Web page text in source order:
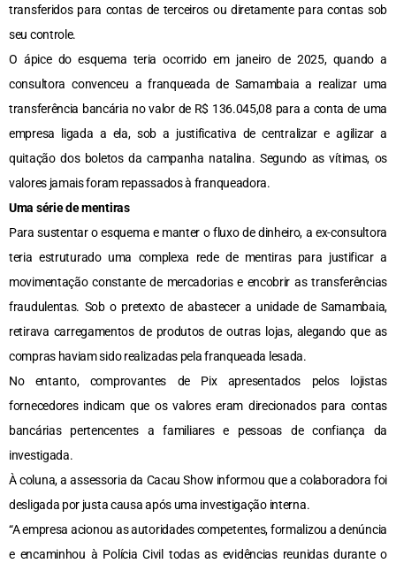
transferidos para contas de terceiros ou diretamente para contas sob
seu controle.
O ápice do esquema teria ocorrido em janeiro de 2025, quando a
consultora convenceu a franqueada de Samambaia a realizar uma
transferência bancária no valor de R$ 136.045,08 para a conta de uma
empresa ligada a ela, sob a justificativa de centralizar e agilizar a
quitação dos boletos da campanha natalina. Segundo as vítimas, os
valores jamais foram repassados à franqueadora.
Uma série de mentiras
Para sustentar o esquema e manter o fluxo de dinheiro, a ex-consultora
teria estruturado uma complexa rede de mentiras para justificar a
movimentação constante de mercadorias e encobrir as transferências
fraudulentas. Sob o pretexto de abastecer a unidade de Samambaia,
retirava carregamentos de produtos de outras lojas, alegando que as
compras haviam sido realizadas pela franqueada lesada.
No entanto, comprovantes de Pix apresentados pelos lojistas
fornecedores indicam que os valores eram direcionados para contas
bancárias pertencentes a familiares e pessoas de confiança da
investigada.
À coluna, a assessoria da Cacau Show informou que a colaboradora foi
desligada por justa causa após uma investigação interna.
“A empresa acionou as autoridades competentes, formalizou a denúncia
e encaminhou à Polícia Civil todas as evidências reunidas durante o